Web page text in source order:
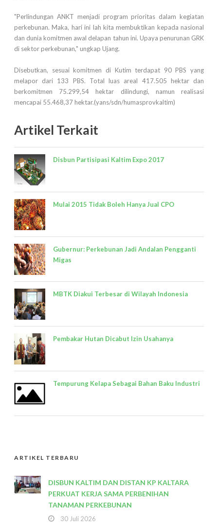
"Perlindungan ANKT menjadi program prioritas dalam kegiatan
perkebunan. Maka, hari ini lah kita membuktikan kepada nasional
dan dunia komitmen awal delapan tahun ini. Upaya penurunan GRK
di sektor perkebunan," ungkap Ujang.
Disebutkan, sesuai komitmen di Kutim terdapat 90 PBS yang
melapor dari 133 PBS. Total luas areal 417.505 hektar dan
berkomitmen 75.299,54 hektar dilindungi, namun realisasi
mencapai 55.468,37 hektar.(yans/sdn/humasprovkaltim)
Artikel Terkait
Disbun Partisipasi Kaltim Expo 2017
Mulai 2015 Tidak Boleh Hanya Jual CPO
Gubernur: Perkebunan Jadi Andalan Pengganti
Migas
MBTK Diakui Terbesar di Wilayah Indonesia
Pembakar Hutan Dicabut Izin Usahanya
Tempurung Kelapa Sebagai Bahan Baku Industri
ARTIKEL TERBARU
DISBUN KALTIM DAN DISTAN KP KALTARA
PERKUAT KERJA SAMA PERBENIHAN
TANAMAN PERKEBUNAN
30 Juli 2026